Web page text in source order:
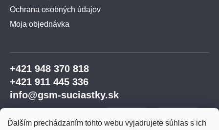
Ďalším prechádzaním tohto webu vyjadrujete súhlas s ich
Ochrana osobných údajov
Moja objednávka
+421 948 370 818
+421 911 445 336
info@gsm-suciastky.sk